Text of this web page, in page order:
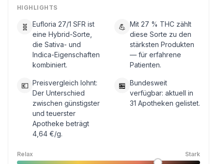
HIGHLIGHTS
🧬
Eufloria 27/1 SFR ist
eine Hybrid-Sorte,
die Sativa- und
Indica-Eigenschaften
kombiniert.
💪 Mit 27 % THC zählt
diese Sorte zu den
stärksten Produkten
— für erfahrene
Patienten.
💶 Preisvergleich lohnt:
Der Unterschied
zwischen günstigster
und teuerster
Apotheke beträgt
4,64 €/g.
🏪 Bundesweit
verfügbar: aktuell in
31 Apotheken gelistet.
Relax Stark